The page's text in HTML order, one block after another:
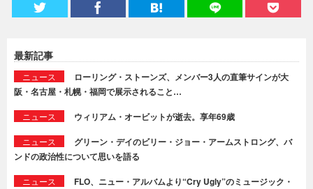
最新記事
ニュース
ローリング・ストーンズ、メンバー3人の直筆サインが大
阪・名古屋・札幌・福岡で展示されること…
ニュース ウィリアム・オービットが逝去。享年69歳
ニュース
グリーン・デイのビリー・ジョー・アームストロング、バ
ンドの政治性について思いを語る
ニュース
FLO、ニュー・アルバムより“Cry Ugly”のミュージック・